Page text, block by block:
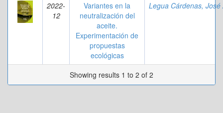
2022-
12
Variantes en la
neutralización del
aceite.
Experimentación de
propuestas
ecológicas
Showing results 1 to 2 of 2